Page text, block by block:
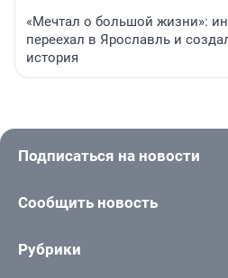
«Мечтал о большой жизни»:
переехал в Ярославль и
история
Подписаться на новости
Сообщить новость
Рубрики